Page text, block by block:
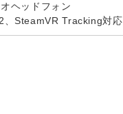
ヘッドフォン
、SteamVR Tracking対応